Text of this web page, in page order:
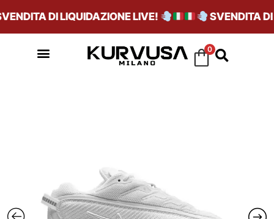
DI LIQUIDAZIONE LIVE! SVENDITA DI
0